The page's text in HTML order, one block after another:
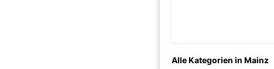
Alle Kategorien in Mainz